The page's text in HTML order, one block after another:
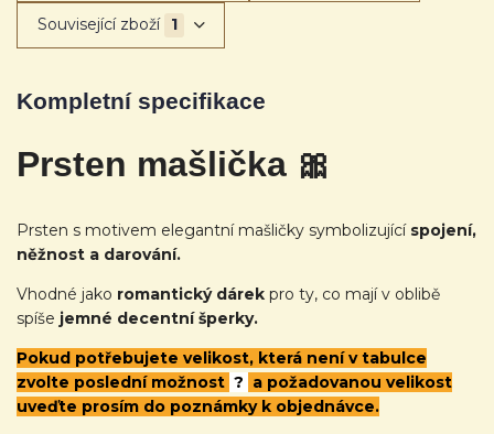
Související zboží 1
Kompletní specifikace
Prsten mašlička 🎀
Prsten s motivem elegantní mašličky symbolizující spojení,
něžnost a darování.
Vhodné jako romantický dárek pro ty, co mají v oblibě
spíše jemné decentní šperky.
Pokud potřebujete velikost, která není v tabulce
zvolte poslední možnost ? a požadovanou velikost
uveďte prosím do poznámky k objednávce.